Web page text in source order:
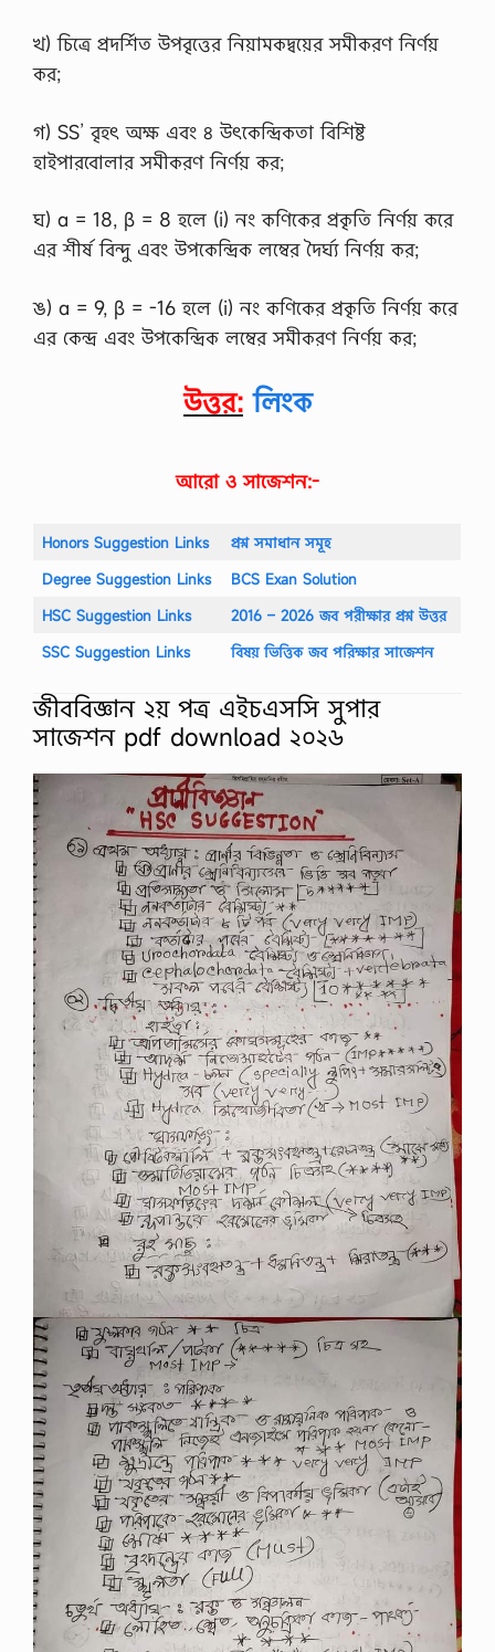
খ) চিত্রে প্রদর্শিত উপবৃত্তের নিয়ামকদ্বয়ের সমীকরণ নির্ণয়
কর;
গ) SS’ বৃহৎ অক্ষ এবং ৪ উৎকেন্দ্রিকতা বিশিষ্ট
হাইপারবােলার সমীকরণ নির্ণয় কর;
ঘ) α = 18, β = 8 হলে (i) নং কণিকের প্রকৃতি নির্ণয় করে
এর শীর্ষ বিন্দু এবং উপকেন্দ্রিক লম্বের দৈর্ঘ্য নির্ণয় কর;
ঙ) α = 9, β = -16 হলে (i) নং কণিকের প্রকৃতি নির্ণয় করে
এর কেন্দ্র এবং উপকেন্দ্রিক লম্বের সমীকরণ নির্ণয় কর;
উত্তর: লিংক
আরো ও সাজেশন:-
Honors Suggestion Links
প্রশ্ন সমাধান সমূহ
Degree Suggestion Links
BCS Exan Solution
HSC Suggestion Links
2016 – 2026 জব পরীক্ষার প্রশ্ন উত্তর
SSC Suggestion Links
বিষয় ভিত্তিক জব পরিক্ষার সাজেশন
জীববিজ্ঞান ২য় পত্র এইচএসসি সুপার
সাজেশন pdf download ২০২৬